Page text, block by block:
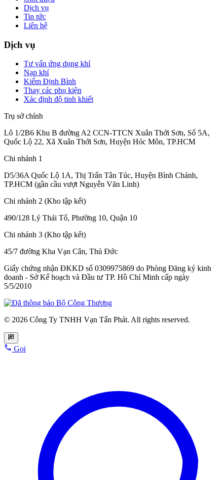
Dịch vụ
Tin tức
Liên hệ
Dịch vụ
Tư vấn ứng dụng khí
Nạp khí
Kiểm Định Bình
Thay các phụ kiện
Xác định độ tinh khiết
Trụ sở chính
Lô 1/2B6 Khu B đường A2 CCN-TTCN Xuân Thới Sơn, Số 5A,
Quốc Lộ 22, Xã Xuân Thới Sơn, Huyện Hóc Môn, TP.HCM
Chi nhánh 1
D5/36A Quốc Lộ 1A, Thị Trấn Tân Túc, Huyện Bình Chánh,
TP.HCM (gần cầu vượt Nguyễn Văn Linh)
Chi nhánh 2 (Kho tập kết)
490/128 Lý Thái Tổ, Phường 10, Quận 10
Chi nhánh 3 (Kho tập kết)
45/7 đường Kha Vạn Cân, Thủ Đức
Giấy chứng nhận ĐKKD số 0309975869 do Phòng Đăng ký kinh
doanh - Sở Kế hoạch và Đầu tư TP. Hồ Chí Minh cấp ngày
5/5/2010
© 2026 Công Ty TNHH Vạn Tấn Phát. All rights reserved.
Gọi